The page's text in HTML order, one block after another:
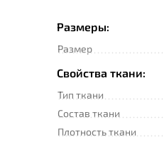
Размеры:
Размер
Свойства ткани:
Тип ткани
Состав ткани
Плотность ткани